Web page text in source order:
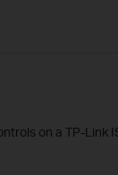
on a TP-Link